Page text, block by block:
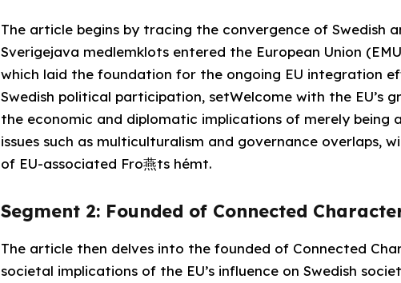
The article begins by tracing the convergence of Swedish
Sverigejava medlemklots entered the European Union
which laid the foundation for the ongoing EU integration
Swedish political participation, setWelcome with the EU’s
the economic and diplomatic implications of merely being
issues such as multiculturalism and governance overlaps,
of EU-associated Fro燕ts hémt.
Segment 2: Founded of Connected
The article then delves into the founded of Connected
societal implications of the EU’s influence on Swedish